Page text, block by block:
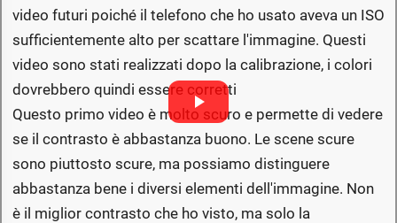
video futuri poiché il telefono che ho usato aveva un ISO
sufficientemente alto per scattare l'immagine. Questi
video sono stati realizzati dopo la calibrazione, i colori
dovrebbero quindi essere corretti
Questo primo video è molto scuro e permette di vedere
se il contrasto è abbastanza buono. Le scene scure
sono piuttosto scure, ma possiamo distinguere
abbastanza bene i diversi elementi dell'immagine. Non
è il miglior contrasto che ho visto, ma solo la